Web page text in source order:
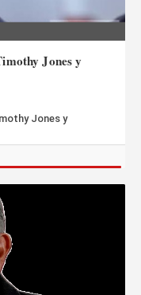
Jones y
Jones y